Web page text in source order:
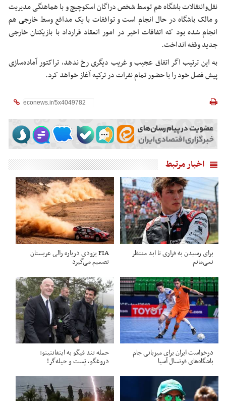
نقل‌وانتقالات باشگاه هم توسط شخص دراگان اسکوچیچ و با هماهنگی مدیریت
و مالک باشگاه در حال انجام است و توافقات با یک مدافع وسط خارجی هم
انجام شده بود که اتفاقات اخیر در امور انعقاد قرارداد با بازیکنان خارجی
جدید وقفه انداخت.
به این ترتیب اگر اتفاق عجیب و غریب دیگری رخ ندهد، تراکتور آماده‌سازی
پیش فصل خود را با حضور تمام نفرات در ترکیه آغاز خواهد کرد.
اخبار مرتبط
برای رسیدن به فراری تا ابد منتظر
نمی‌مانم
FIA یزودی درباره رالی عربستان
تصمیم می‌گیرد
درخواست ایران برای میزبانی جام
باشگاه‌های فوتسال آسیا
حمله تند فیگو به اینفانتینو:
دروغگو، پَست‌ و حیله‌گر!